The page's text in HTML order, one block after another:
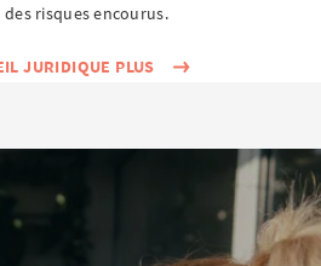
des risques encourus.
JURIDIQUE PLUS